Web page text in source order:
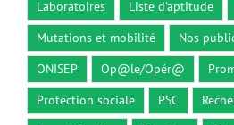
Laboratoires
Liste d'aptitude
Mutations et mobilité
Nos
ONISEP
Op@le/Opér@
Protection sociale
PSC